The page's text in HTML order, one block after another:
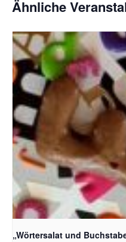
Ähnliche
Bildquelle_ Pixabay
„Wörtersalat und